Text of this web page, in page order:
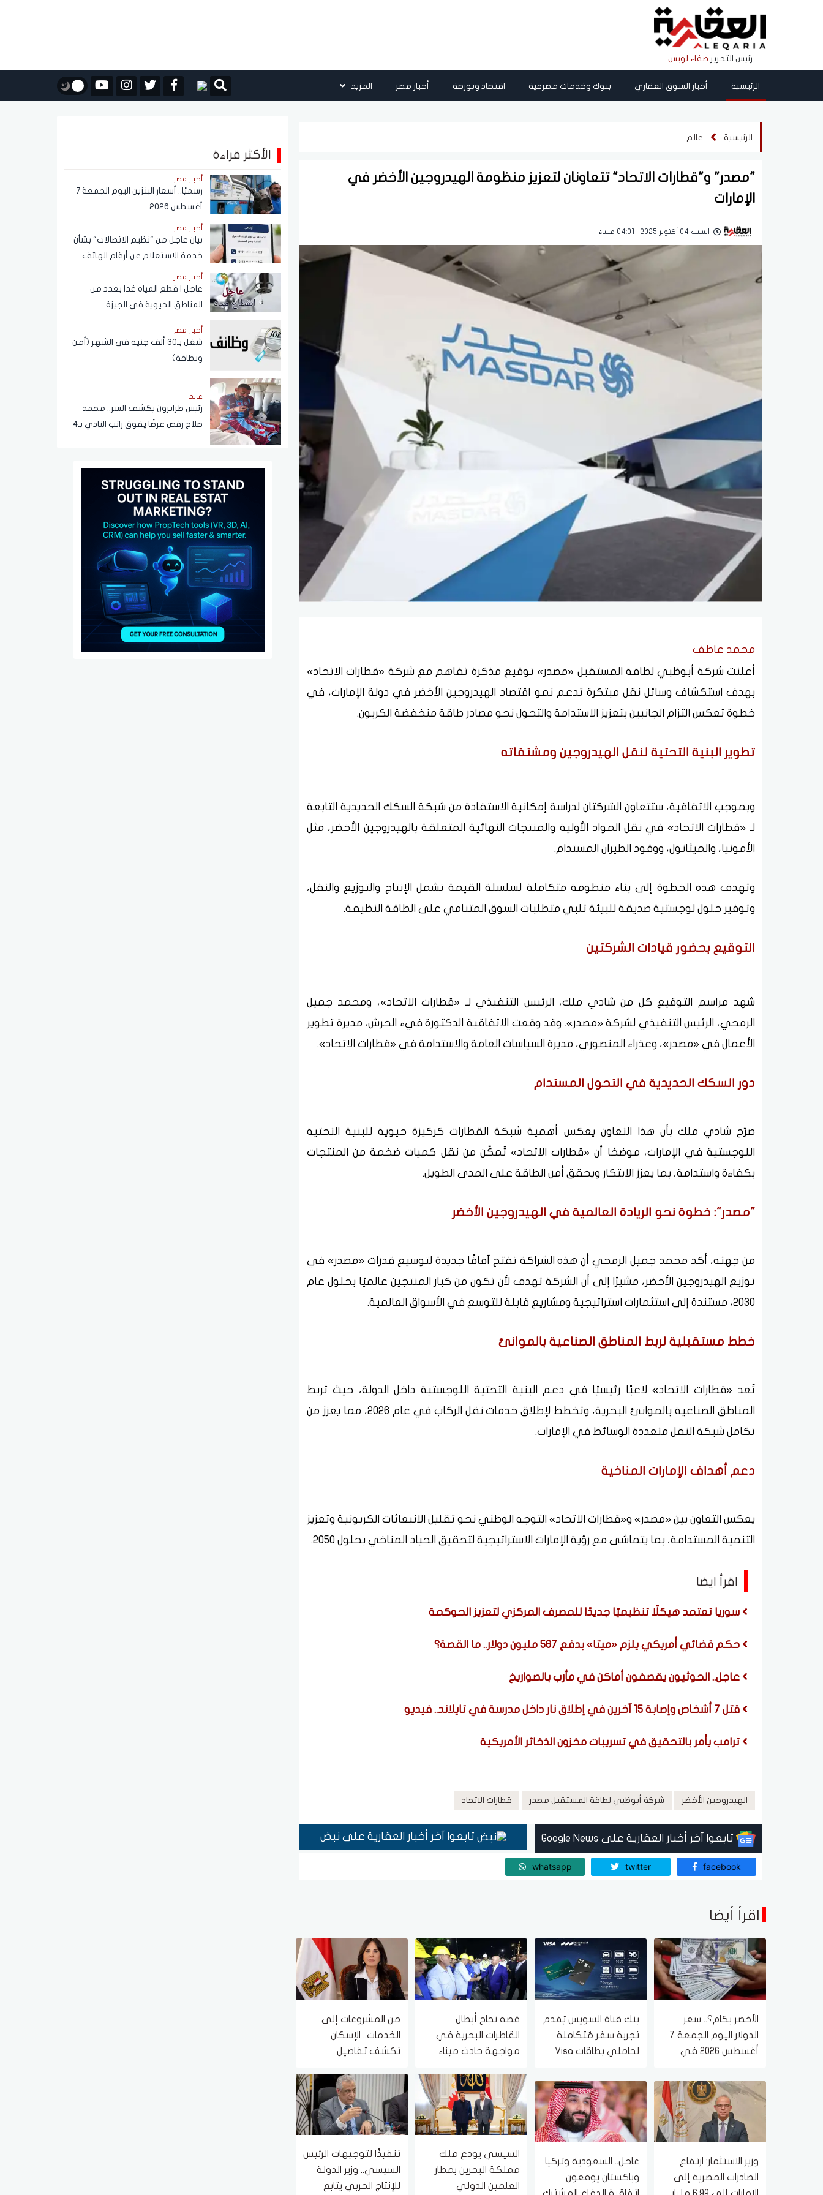
رئيس التحرير صفاء لويس
الرئيسية أخبار السوق العقاري بنوك وخدمات مصرفية اقتصاد وبورصة أخبار مصر المزيد
الرئيسية عالم
"مصدر" و"قطارات الاتحاد" تتعاونان لتعزيز منظومة الهيدروجين الأخضر في
الإمارات
السبت 04 أكتوبر 2025 | 04:01 مساءً
محمد عاطف
أعلنت شركة أبوظبي لطاقة المستقبل «مصدر» توقيع مذكرة تفاهم مع شركة «قطارات الاتحاد»
بهدف استكشاف وسائل نقل مبتكرة تدعم نمو اقتصاد الهيدروجين الأخضر في دولة الإمارات، في
خطوة تعكس التزام الجانبين بتعزيز الاستدامة والتحول نحو مصادر طاقة منخفضة الكربون.
تطوير البنية التحتية لنقل الهيدروجين ومشتقاته
وبموجب الاتفاقية، ستتعاون الشركتان لدراسة إمكانية الاستفادة من شبكة السكك الحديدية التابعة
لـ «قطارات الاتحاد» في نقل المواد الأولية والمنتجات النهائية المتعلقة بالهيدروجين الأخضر، مثل
الأمونيا، والميثانول، ووقود الطيران المستدام.
وتهدف هذه الخطوة إلى بناء منظومة متكاملة لسلسلة القيمة تشمل الإنتاج والتوزيع والنقل،
وتوفير حلول لوجستية صديقة للبيئة تلبي متطلبات السوق المتنامي على الطاقة النظيفة.
التوقيع بحضور قيادات الشركتين
شهد مراسم التوقيع كل من شادي ملك، الرئيس التنفيذي لـ «قطارات الاتحاد»، ومحمد جميل
الرمحي، الرئيس التنفيذي لشركة «مصدر». وقد وقعت الاتفاقية الدكتورة فيء الحرش، مديرة تطوير
الأعمال في «مصدر»، وعذراء المنصوري، مديرة السياسات العامة والاستدامة في «قطارات الاتحاد».
دور السكك الحديدية في التحول المستدام
صرّح شادي ملك بأن هذا التعاون يعكس أهمية شبكة القطارات كركيزة حيوية للبنية التحتية
اللوجستية في الإمارات، موضحًا أن «قطارات الاتحاد» تُمكّن من نقل كميات ضخمة من المنتجات
بكفاءة واستدامة، بما يعزز الابتكار ويحقق أمن الطاقة على المدى الطويل.
"مصدر": خطوة نحو الريادة العالمية في الهيدروجين الأخضر
من جهته، أكد محمد جميل الرمحي أن هذه الشراكة تفتح آفاقًا جديدة لتوسيع قدرات «مصدر» في
توزيع الهيدروجين الأخضر، مشيرًا إلى أن الشركة تهدف لأن تكون من كبار المنتجين عالميًا بحلول عام
2030، مستندة إلى استثمارات استراتيجية ومشاريع قابلة للتوسع في الأسواق العالمية.
خطط مستقبلية لربط المناطق الصناعية بالموانئ
تُعد «قطارات الاتحاد» لاعبًا رئيسيًا في دعم البنية التحتية اللوجستية داخل الدولة، حيث تربط
المناطق الصناعية بالموانئ البحرية، وتخطط لإطلاق خدمات نقل الركاب في عام 2026، مما يعزز من
تكامل شبكة النقل متعددة الوسائط في الإمارات.
دعم أهداف الإمارات المناخية
يعكس التعاون بين «مصدر» و«قطارات الاتحاد» التوجه الوطني نحو تقليل الانبعاثات الكربونية وتعزيز
التنمية المستدامة، بما يتماشى مع رؤية الإمارات الاستراتيجية لتحقيق الحياد المناخي بحلول 2050.
اقرأ ايضا
سوريا تعتمد هيكلًا تنظيميًا جديدًا للمصرف المركزي لتعزيز الحوكمة
حكم قضائي أمريكي يلزم «ميتا» بدفع 567 مليون دولار.. ما القصة؟
عاجل.. الحوثيون يقصفون أماكن في مأرب بالصواريخ
قتل 7 أشخاص وإصابة 15 آخرين في إطلاق نار داخل مدرسة في تايلاند.. فيديو
ترامب يأمر بالتحقيق في تسريبات مخزون الذخائر الأمريكية
الهيدروجين الأخضر شركة أبوظبي لطاقة المستقبل مصدر قطارات الاتحاد
تابعوا آخر أخبار العقارية على Google News تابعوا آخر أخبار العقارية على نبض
facebook
twitter
whatsapp
اقرأ أيضا
الأخضر بكام؟.. سعر
الدولار اليوم الجمعة 7
أغسطس 2026 في
بنك قناة السويس يُقدم
تجربة سفر مُتكاملة
لحاملي بطاقات Visa
قصة نجاح أبطال
القاطرات البحرية في
مواجهة حادث ميناء
من المشروعات إلى
الخدمات.. الإسكان
تكشف تفاصيل
وزير الاستثمار: ارتفاع
الصادرات المصرية إلى
عاجل.. السعودية وتركيا
وباكستان يوقعون
السيسي يودع ملك
مملكة البحرين بمطار
العلمين الدولي
تنفيذًا لتوجيهات الرئيس
السيسي.. وزير الدولة
للإنتاج الحربي يتابع
الأكثر قراءة
أخبار مصر
رسميًا.. أسعار البنزين اليوم الجمعة 7
أغسطس 2026
أخبار مصر
بيان عاجل من "نظيم الاتصالات" بشأن
خدمة الاستعلام عن أرقام الهاتف
المحمول المسجلة باسم المستخدم
عبر تطبيق My NTRA
أخبار مصر
عاجل | قطع المياه غدا بعدد من
المناطق الحيوية في الجيزة..
احتياجاتهم
أخبار مصر
شغل بـ30 ألف جنيه في الشهر (أمن
ونظافة)
عالم
رئيس طرابزون يكشف السر.. محمد
صلاح رفض عرضًا يفوق راتب النادي بـ4